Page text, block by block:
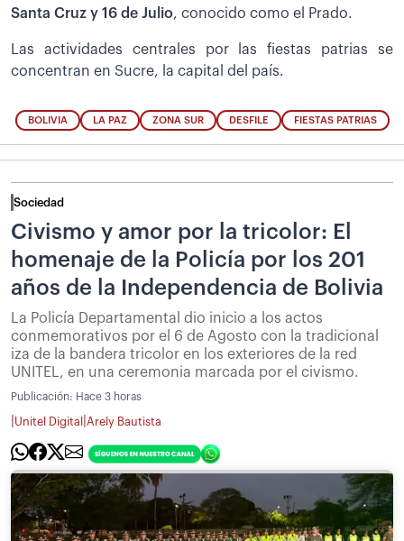
Santa Cruz y 16 de Julio, conocido como el Prado.
Las actividades centrales por las fiestas patrias se
concentran en Sucre, la capital del país.
BOLIVIA LA PAZ ZONA SUR DESFILE FIESTAS PATRIAS
Sociedad
Civismo y amor por la tricolor: El
homenaje de la Policía por los 201
años de la Independencia de Bolivia
La Policía Departamental dio inicio a los actos
conmemorativos por el 6 de Agosto con la tradicional
iza de la bandera tricolor en los exteriores de la red
UNITEL, en una ceremonia marcada por el civismo.
Publicación: Hace 3 horas
Unitel Digital Arely Bautista